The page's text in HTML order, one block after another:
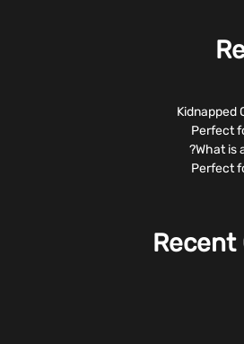
Kidnapped
Perfect
What is
Perfect